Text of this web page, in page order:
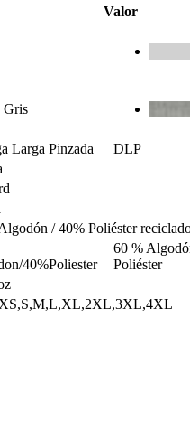
Valor
Gris
Larga Pinzada
DLP
/ 40% Poliéster
40%Poliester
60 %
Poliéster